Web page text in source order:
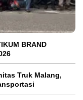
BRAND
Truk Malang,